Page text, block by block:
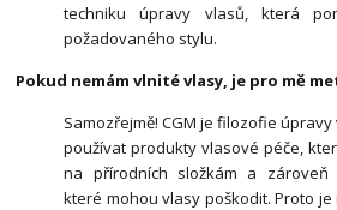
techniku úpravy vlasů, která
požadovaného stylu.
Pokud nemám vlnité vlasy, je pro mě
Samozřejmě! CGM je filozofie
používat produkty vlasové péče,
na přírodních složkám a zároveň
které mohou vlasy poškodit. Proto